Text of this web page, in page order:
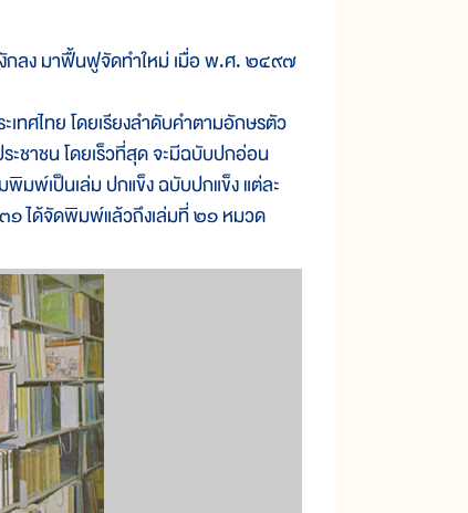
กลง มาฟื้นฟูจัดทำใหม่ เมื่อ พ.ศ. ๒๔๙๗
ทศไทย โดยเรียงลำดับคำตามอักษรตัว
ชาชน โดยเร็วที่สุด จะมีฉบับปกอ่อน
มพ์เป็นเล่ม ปกแข็ง ฉบับปกแข็ง แต่ละ
๓๑ ได้จัดพิมพ์แล้วถึงเล่มที่ ๒๑ หมวด